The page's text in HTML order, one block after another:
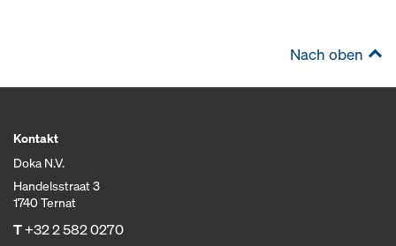
Nach oben
Kontakt
Doka N.V.
Handelsstraat 3
1740 Ternat
T+32 2 582 0270